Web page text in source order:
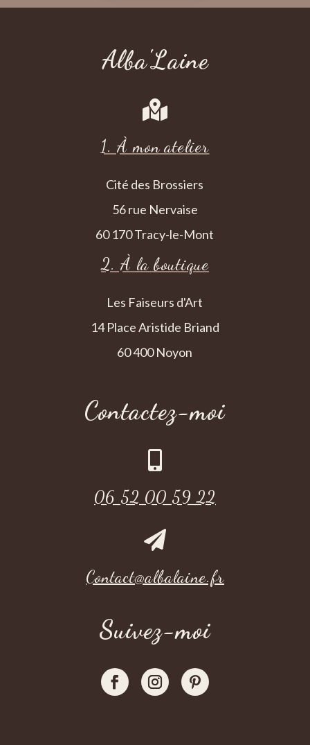
Alba'Laine

1. À mon atelier
Cité des Brossiers
56 rue Nervaise
60 170 Tracy-le-Mont
2. À la boutique
Les Faiseurs d'Art
14 Place Aristide Briand
60 400 Noyon
Contactez-moi

06 52 00 59 22

Contact@albalaine.fr
Suivez-moi